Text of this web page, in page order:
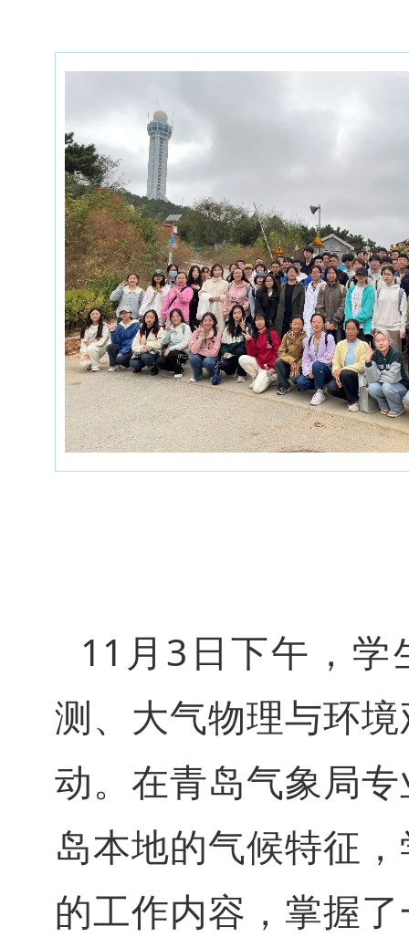
11月3日下午，
测、大气物理与环
动。在青岛气象局
岛本地的气候特征
的工作内容，掌握